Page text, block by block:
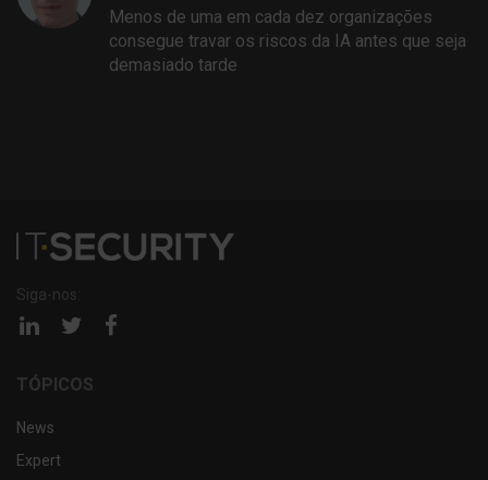
Menos de uma em cada dez organizações
consegue travar os riscos da IA antes que seja
demasiado tarde
Siga-nos:
Página Página
TÓPICOS
News
Expert